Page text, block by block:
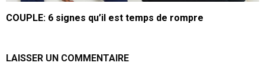
COUPLE: 6 signes qu’il est temps de rompre
LAISSER UN COMMENTAIRE